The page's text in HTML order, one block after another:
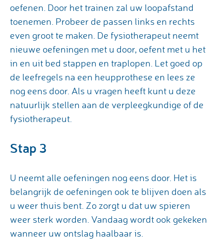
oefenen. Door het trainen zal uw loopafstand
toenemen. Probeer de passen links en rechts
even groot te maken. De fysiotherapeut neemt
nieuwe oefeningen met u door, oefent met u het
in en uit bed stappen en traplopen. Let goed op
de leefregels na een heupprothese en lees ze
nog eens door. Als u vragen heeft kunt u deze
natuurlijk stellen aan de verpleegkundige of de
fysiotherapeut.
Stap 3
U neemt alle oefeningen nog eens door. Het is
belangrijk de oefeningen ook te blijven doen als
u weer thuis bent. Zo zorgt u dat uw spieren
weer sterk worden. Vandaag wordt ook gekeken
wanneer uw ontslag haalbaar is.